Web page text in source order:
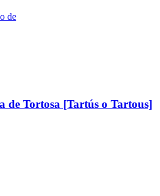
de
de Tortosa [Tartús o Tartous]